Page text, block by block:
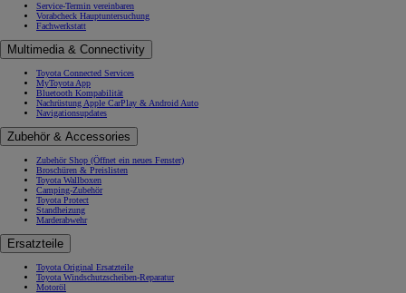
Service-Termin vereinbaren
Vorabcheck Hauptuntersuchung
Fachwerkstatt
Multimedia & Connectivity
Toyota Connected Services
MyToyota App
Bluetooth Kompabilität
Nachrüstung Apple CarPlay & Android Auto
Navigationsupdates
Zubehör & Accessories
Zubehör Shop (Öffnet ein neues Fenster)
Broschüren & Preislisten
Toyota Wallboxen
Camping-Zubehör
Toyota Protect
Standheizung
Marderabwehr
Ersatzteile
Toyota Original Ersatzteile
Toyota Windschutzscheiben-Reparatur
Motoröl